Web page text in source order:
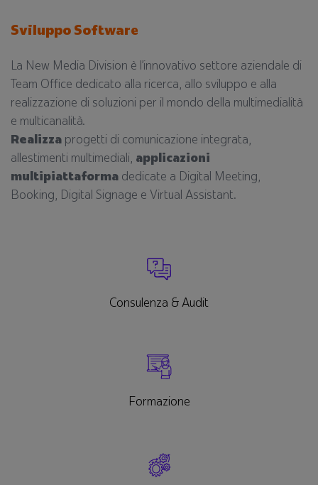
Sviluppo Software
La New Media Division è l’innovativo settore aziendale di
Team Office dedicato alla ricerca, allo sviluppo e alla
realizzazione di soluzioni per il mondo della multimedialità
e multicanalità.
Realizza progetti di comunicazione integrata,
allestimenti multimediali, applicazioni
multipiattaforma dedicate a Digital Meeting,
Booking, Digital Signage e Virtual Assistant.
Consulenza & Audit
Formazione